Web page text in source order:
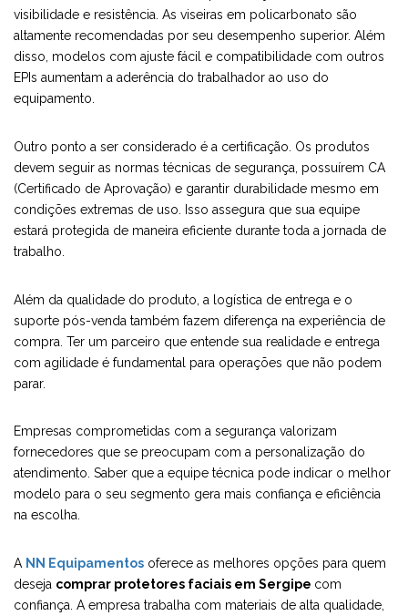
visibilidade e resistência. As viseiras em policarbonato são
altamente recomendadas por seu desempenho superior. Além
disso, modelos com ajuste fácil e compatibilidade com outros
EPIs aumentam a aderência do trabalhador ao uso do
equipamento.
Outro ponto a ser considerado é a certificação. Os produtos
devem seguir as normas técnicas de segurança, possuírem CA
(Certificado de Aprovação) e garantir durabilidade mesmo em
condições extremas de uso. Isso assegura que sua equipe
estará protegida de maneira eficiente durante toda a jornada de
trabalho.
Além da qualidade do produto, a logística de entrega e o
suporte pós-venda também fazem diferença na experiência de
compra. Ter um parceiro que entende sua realidade e entrega
com agilidade é fundamental para operações que não podem
parar.
Empresas comprometidas com a segurança valorizam
fornecedores que se preocupam com a personalização do
atendimento. Saber que a equipe técnica pode indicar o melhor
modelo para o seu segmento gera mais confiança e eficiência
na escolha.
A NN Equipamentos oferece as melhores opções para quem
deseja comprar protetores faciais em Sergipe com
confiança. A empresa trabalha com materiais de alta qualidade,